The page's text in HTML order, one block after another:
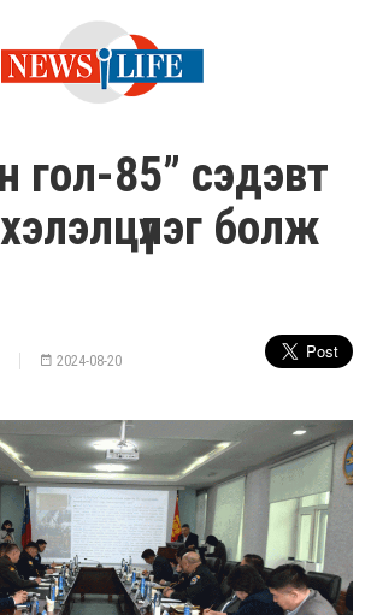
гол-85” сэдэвт
болж
2024-08-20